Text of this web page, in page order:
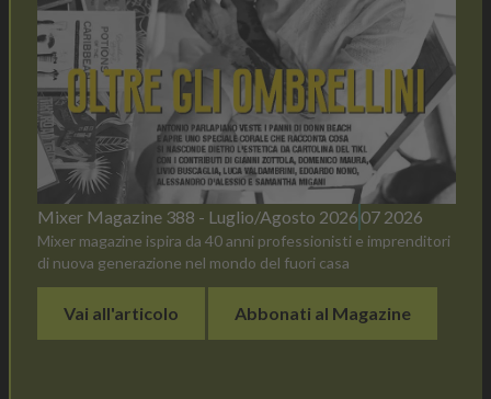
Mixer Magazine 388 - Luglio/Agosto 2026 07 2026
Mixer magazine ispira da 40 anni professionisti e imprenditori
di nuova generazione nel mondo del fuori casa
Vai all'articolo Abbonati al Magazine